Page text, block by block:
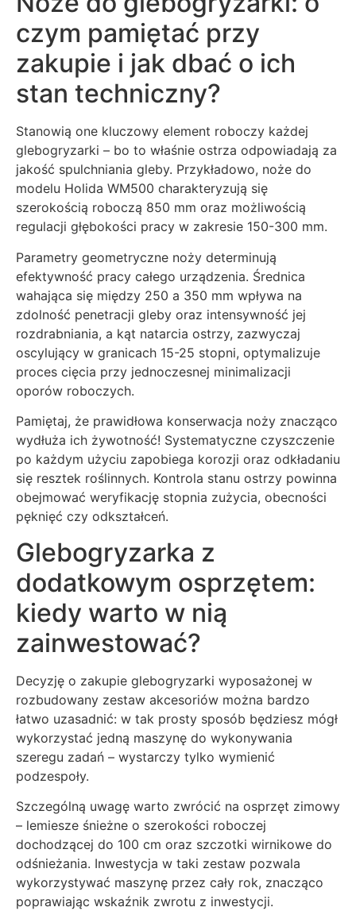
czym pamiętać przy
zakupie i jak dbać o ich
stan techniczny?
Stanowią one kluczowy element roboczy każdej
glebogryzarki – bo to właśnie ostrza odpowiadają za
jakość spulchniania gleby. Przykładowo, noże do
modelu Holida WM500 charakteryzują się
szerokością roboczą 850 mm oraz możliwością
regulacji głębokości pracy w zakresie 150-300 mm.
Parametry geometryczne noży determinują
efektywność pracy całego urządzenia. Średnica
wahająca się między 250 a 350 mm wpływa na
zdolność penetracji gleby oraz intensywność jej
rozdrabniania, a kąt natarcia ostrzy, zazwyczaj
oscylujący w granicach 15-25 stopni, optymalizuje
proces cięcia przy jednoczesnej minimalizacji
oporów roboczych.
Pamiętaj, że prawidłowa konserwacja noży znacząco
wydłuża ich żywotność! Systematyczne czyszczenie
po każdym użyciu zapobiega korozji oraz odkładaniu
się resztek roślinnych. Kontrola stanu ostrzy powinna
obejmować weryfikację stopnia zużycia, obecności
pęknięć czy odkształceń.
Glebogryzarka z
dodatkowym osprzętem:
kiedy warto w nią
zainwestować?
Decyzję o zakupie glebogryzarki wyposażonej w
rozbudowany zestaw akcesoriów można bardzo
łatwo uzasadnić: w tak prosty sposób będziesz mógł
wykorzystać jedną maszynę do wykonywania
szeregu zadań – wystarczy tylko wymienić
podzespoły.
Szczególną uwagę warto zwrócić na osprzęt zimowy
– lemiesze śnieżne o szerokości roboczej
dochodzącej do 100 cm oraz szczotki wirnikowe do
odśnieżania. Inwestycja w taki zestaw pozwala
wykorzystywać maszynę przez cały rok, znacząco
poprawiając wskaźnik zwrotu z inwestycji.